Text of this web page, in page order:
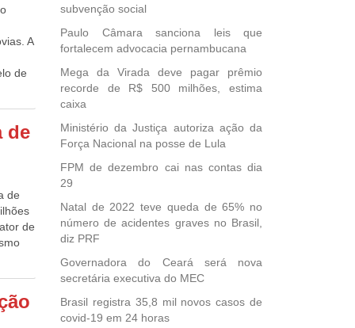
do
de
A
de
de
De
de
de
de
subvenção social
Paulo Câmara sanciona leis que
fortalecem advocacia pernambucana
Mega da Virada deve pagar prêmio
recorde de R$ 500 milhões, estima
caixa
Ministério da Justiça autoriza ação da
Força Nacional na posse de Lula
FPM de dezembro cai nas contas dia
29
Natal de 2022 teve queda de 65% no
número de acidentes graves no Brasil,
diz PRF
Governadora do Ceará será nova
secretária executiva do MEC
Brasil registra 35,8 mil novos casos de
covid-19 em 24 horas